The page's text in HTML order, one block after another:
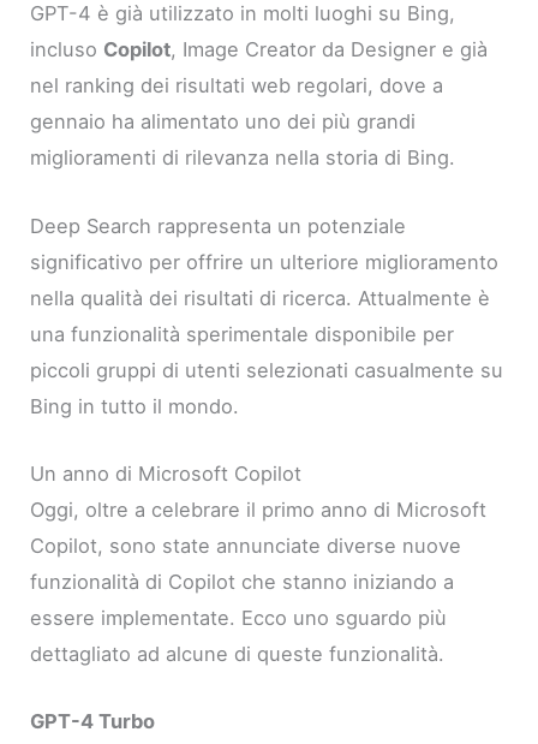
GPT-4 è già utilizzato in molti luoghi su Bing,
incluso Copilot, Image Creator da Designer e già
nel ranking dei risultati web regolari, dove a
gennaio ha alimentato uno dei più grandi
miglioramenti di rilevanza nella storia di Bing.
Deep Search rappresenta un potenziale
significativo per offrire un ulteriore miglioramento
nella qualità dei risultati di ricerca. Attualmente è
una funzionalità sperimentale disponibile per
piccoli gruppi di utenti selezionati casualmente su
Bing in tutto il mondo.
Un anno di Microsoft Copilot
Oggi, oltre a celebrare il primo anno di Microsoft
Copilot, sono state annunciate diverse nuove
funzionalità di Copilot che stanno iniziando a
essere implementate. Ecco uno sguardo più
dettagliato ad alcune di queste funzionalità.
GPT-4 Turbo